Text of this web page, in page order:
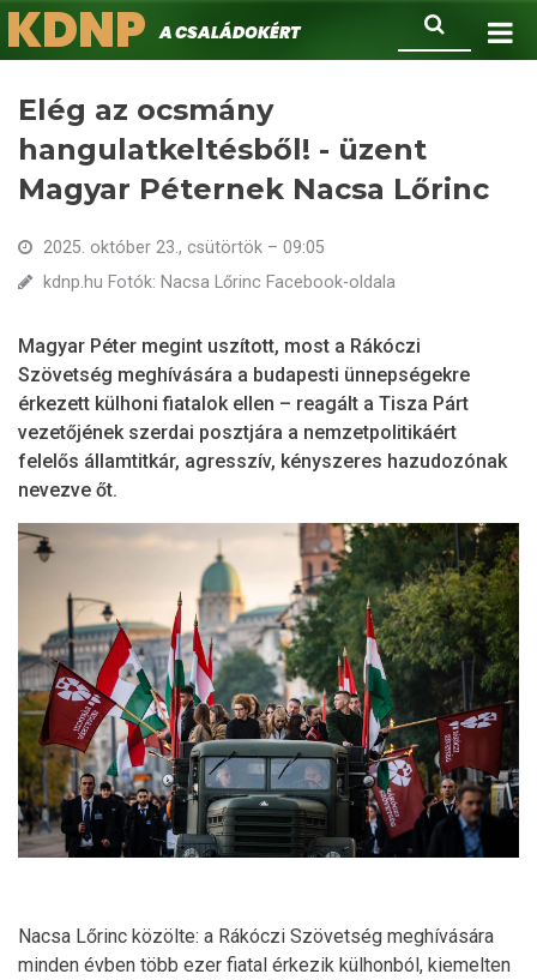
Ugrás
a
Keresés
KDNPA családokért.
Elég az ocsmány
hangulatkeltésből! - üzent
Magyar Péternek Nacsa Lőrinc
2025. október 23., csütörtök – 09:05
kdnp.hu Fotók: Nacsa Lőrinc Facebook-oldala
Magyar Péter megint uszított, most a Rákóczi
Szövetség meghívására a budapesti ünnepségekre
érkezett külhoni fiatalok ellen – reagált a Tisza Párt
vezetőjének szerdai posztjára a nemzetpolitikáért
felelős államtitkár, agresszív, kényszeres hazudozónak
nevezve őt.
Nacsa Lőrinc közölte: a Rákóczi Szövetség meghívására
minden évben több ezer fiatal érkezik külhonból, kiemelten